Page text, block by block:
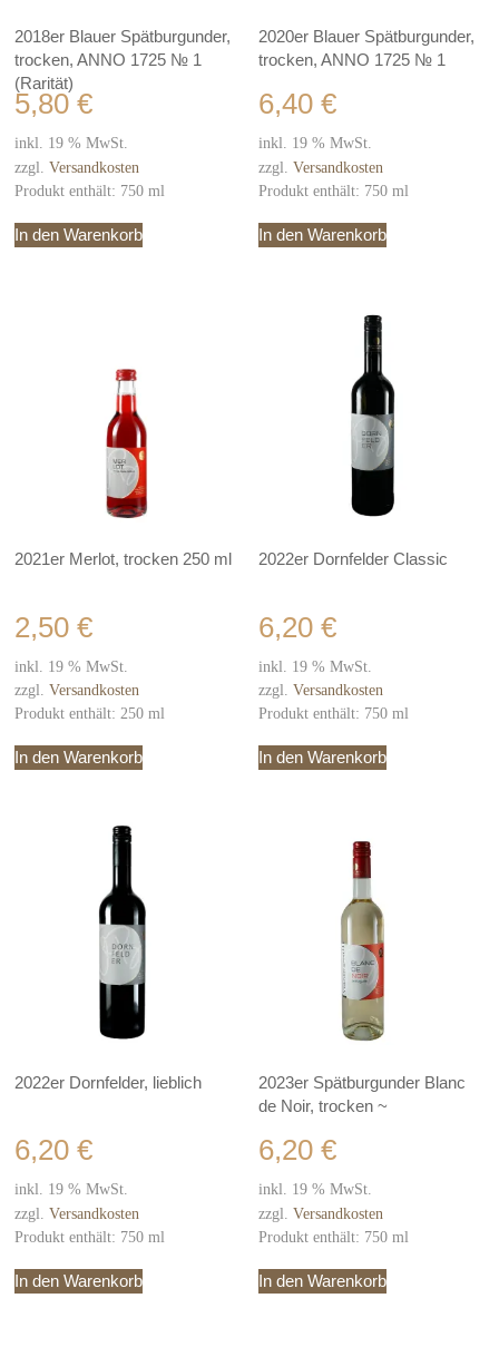
2018er Blauer Spätburgunder,
trocken, ANNO 1725 № 1
(Rarität)
5,80€
inkl. 19 % MwSt.
zzgl.Versandkosten
Produkt enthält: 750ml
In den Warenkorb
2020er Blauer Spätburgunder,
trocken, ANNO 1725 № 1
6,40€
inkl. 19 % MwSt.
zzgl.Versandkosten
Produkt enthält: 750ml
In den Warenkorb
2021er Merlot, trocken 250 ml
2,50€
inkl. 19 % MwSt.
zzgl.Versandkosten
Produkt enthält: 250ml
In den Warenkorb
2022er Dornfelder Classic
6,20€
inkl. 19 % MwSt.
zzgl.Versandkosten
Produkt enthält: 750ml
In den Warenkorb
2022er Dornfelder, lieblich
6,20€
inkl. 19 % MwSt.
zzgl.Versandkosten
Produkt enthält: 750ml
In den Warenkorb
2023er Spätburgunder Blanc
de Noir, trocken ~
6,20€
inkl. 19 % MwSt.
zzgl.Versandkosten
Produkt enthält: 750ml
In den Warenkorb